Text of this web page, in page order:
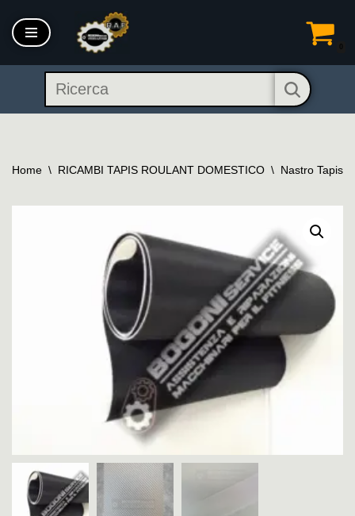
Vai
contenuto
Home \ RICAMBI TAPIS ROULANT DOMESTICO \ Nastro Tapis